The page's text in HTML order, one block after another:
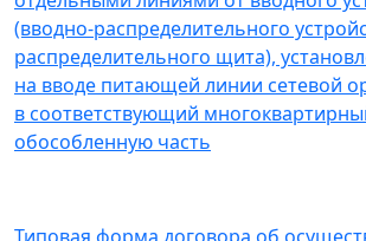
(вводно-распределительного
распределительного щита),
на вводе питающей линии сетевой
в соответствующий
обособленную часть